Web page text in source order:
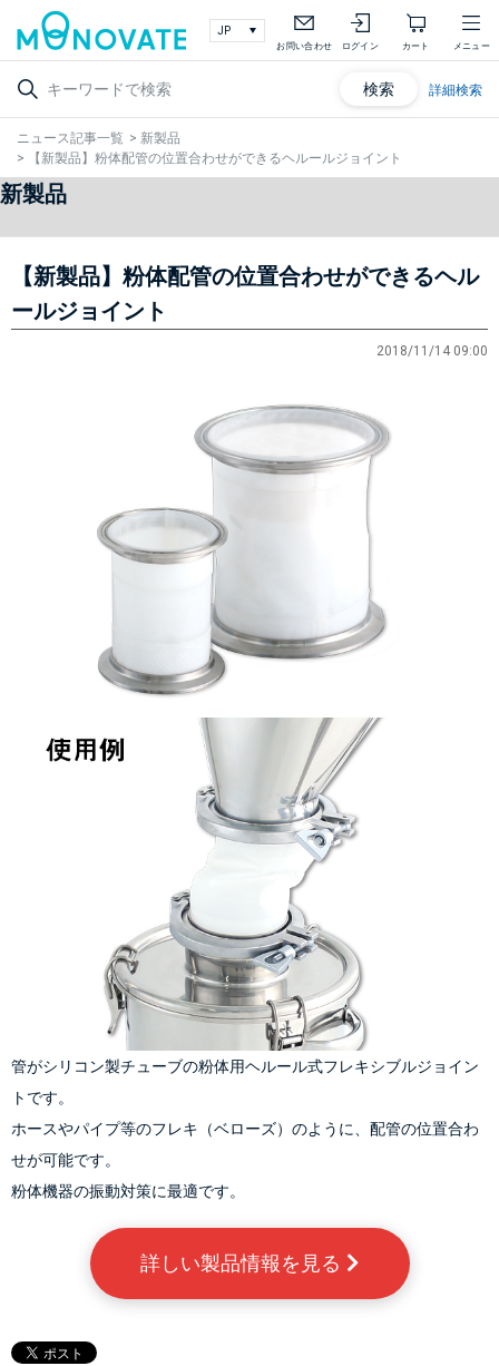
お問い合わせ ログイン カート メニュー
検索 詳細検索
ニュース記事一覧 > 新製品
>
【新製品】粉体配管の位置合わせができるヘルールジョイント
新製品
【新製品】粉体配管の位置合わせができるヘル
ールジョイント
2018/11/14 09:00
管がシリコン製チューブの粉体用ヘルール式フレキシブルジョイン
トです。
ホースやパイプ等のフレキ（ベローズ）のように、配管の位置合わ
せが可能です。
粉体機器の振動対策に最適です。
詳しい製品情報を見る